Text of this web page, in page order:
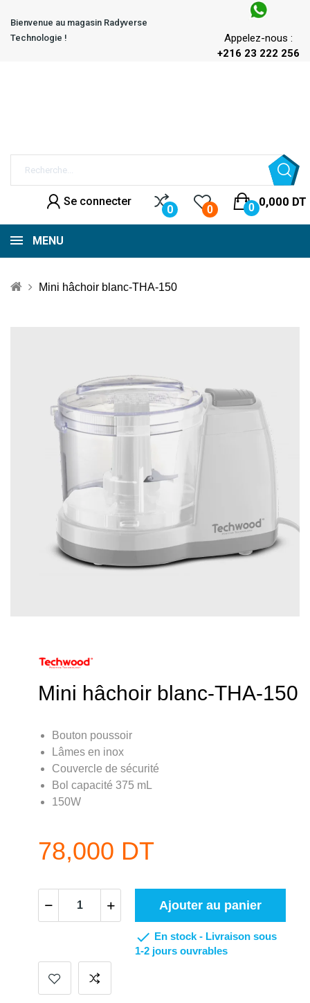
Bienvenue au magasin Radyverse
Technologie !
Appelez-nous :
+216 23 222 256
Se connecter
0 0
0,000 DT
0
MENU
Mini hâchoir blanc-THA-150
Mini hâchoir blanc-THA-150
Bouton poussoir
Lâmes en inox
Couvercle de sécurité
Bol capacité 375 mL
150W
78,000 DT
Ajouter au panier
 En stock - Livraison sous
1-2 jours ouvrables